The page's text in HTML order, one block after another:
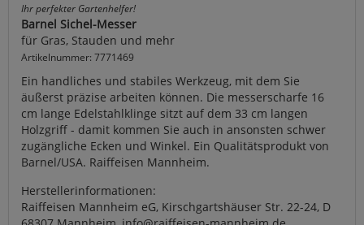
Ihr perfekter Gartenhelfer!
Barnel Sichel-Messer
für Gras, Stauden und mehr
Artikelnummer: 7771469
Ein handliches und stabiles Werkzeug, mit dem Sie
äußerst präzise arbeiten können. Die messerscharfe 16
cm lange Edelstahlklinge sitzt auf dem 33 cm langen
Holzgriff - damit kommen Sie auch in ansonsten schwer
zugängliche Ecken und Winkel. Ein Qualitätsprodukt von
Barnel/USA. Raiffeisen Mannheim.
Herstellerinformationen:
Raiffeisen Mannheim eG, Kirschgartshäuser Str. 22-24, D